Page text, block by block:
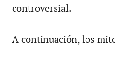
controversial.
A continuación, los